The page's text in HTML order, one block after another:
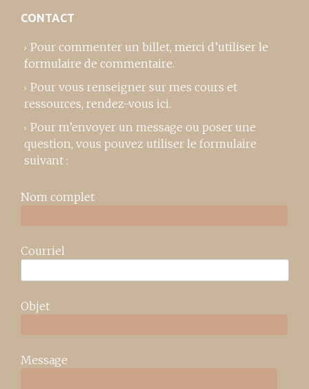
CONTACT
Pour commenter un billet, merci d’utiliser le
formulaire de commentaire.
Pour vous renseigner sur mes cours et
ressources, rendez-vous ici.
Pour m’envoyer un message ou poser une
question, vous pouvez utiliser le formulaire
suivant :
Nom complet
Courriel
Objet
Message